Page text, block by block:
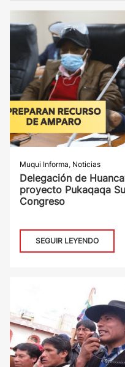
Muqui Informa, Noticias
Delegación de
proyecto Pukaqaqa
Congreso
SEGUIR LEYENDO